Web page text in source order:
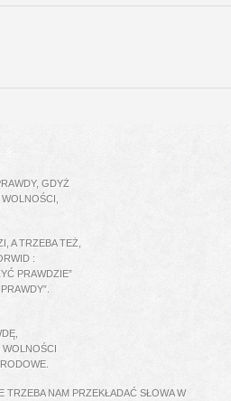
GDYŻ
A TRZEBA TEŻ,
:
PRAWDZIE”
TRZEBA NAM PRZEKŁADAĆ SŁOWA W